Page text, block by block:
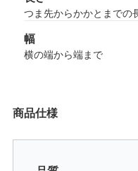
つま先からかかとまでの
幅
横の端から端まで
商品仕様